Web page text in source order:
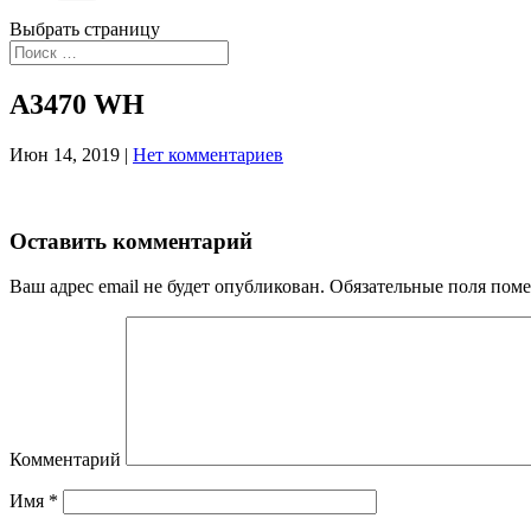
Выбрать страницу
A3470 WH
Июн 14, 2019 | Нет комментариев
Оставить комментарий
Ваш адрес email не будет опубликован. Обязательные поля
Комментарий
Имя *